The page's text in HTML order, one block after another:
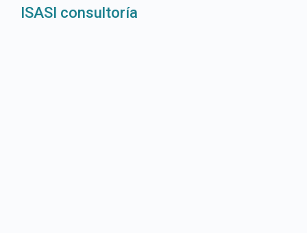
ISASI consultoría